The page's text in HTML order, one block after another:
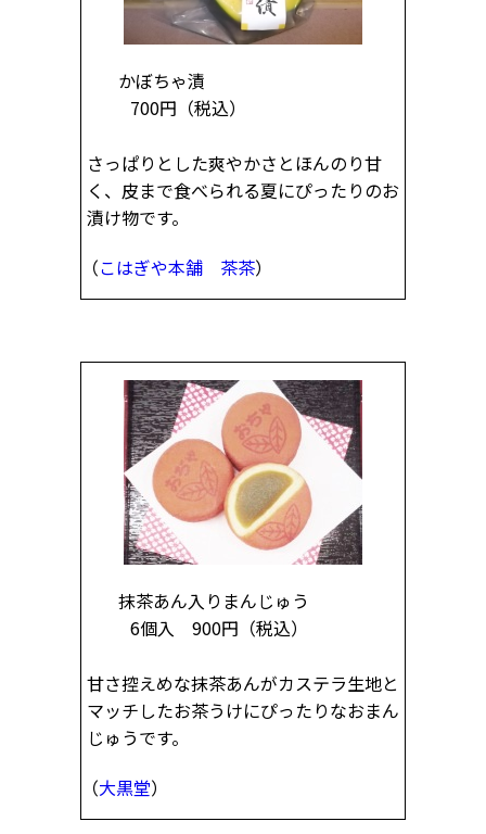
かぼちゃ漬
700円 （税込）
さっぱりとした爽やかさとほんのり甘
く、皮まで食べられる夏にぴったりのお
漬け物です。
（こはぎや本舗 茶茶）
抹茶あん入りまんじゅう
6個入 900円 （税込）
甘さ控えめな抹茶あんがカステラ生地と
マッチしたお茶うけにぴったりなおまん
じゅうです。
（大黒堂）